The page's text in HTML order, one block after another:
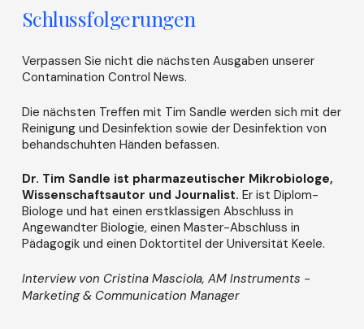
Schlussfolgerungen
Verpassen Sie nicht die nächsten Ausgaben unserer
Contamination Control News.
Die nächsten Treffen mit Tim Sandle werden sich mit der
Reinigung und Desinfektion sowie der Desinfektion von
behandschuhten Händen befassen.
Dr. Tim Sandle ist pharmazeutischer Mikrobiologe,
Wissenschaftsautor und Journalist. Er ist Diplom-
Biologe und hat einen erstklassigen Abschluss in
Angewandter Biologie, einen Master-Abschluss in
Pädagogik und einen Doktortitel der Universität Keele.
Interview von Cristina Masciola, AM Instruments -
Marketing & Communication Manager